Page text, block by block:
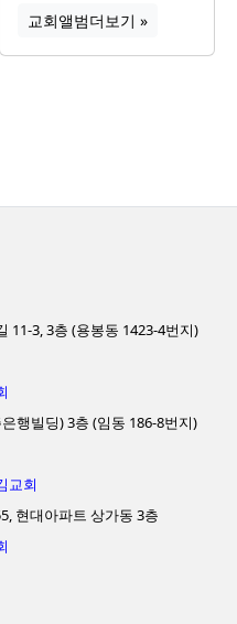
교회앨범더보기 »
11-3, 3층 (용봉동 1423-4번지)
행빌딩) 3층 (임동 186-8번지)
교회
현대아파트 상가동 3층